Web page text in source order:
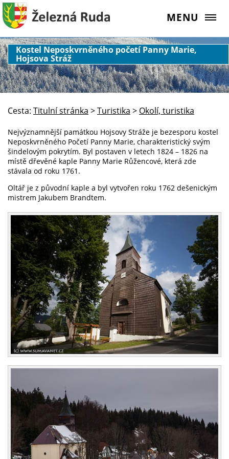
MENU
Kostel Neposkvrněného početí Panny Marie,
Hojsova Stráž
Cesta: Titulní stránka >Turistika > Okolí, turistika
Nejvýznamnější památkou Hojsovy Stráže je bezesporu kostel
Neposkvrněného Početí Panny Marie, charakteristický svým
šindelovým pokrytím. Byl postaven v letech 1824 – 1826 na
místě dřevěné kaple Panny Marie Růžencové, která zde
stávala od roku 1761.
Oltář je z původní kaple a byl vytvořen roku 1762 dešenickým
mistrem Jakubem Brandtem.